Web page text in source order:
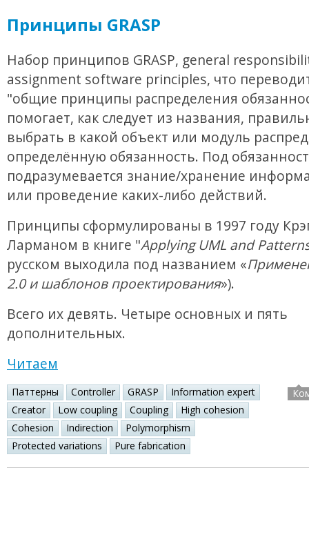
Принципы GRASP
Набор принципов GRASP, general
assignment software principles, что
"общие принципы распределения
помогает, как следует из названия,
выбрать в какой объект или модуль
определённую обязанность. Под
подразумевается знание/хранение
или проведение каких-либо действий.
Принципы сформулированы в 1997 году
Ларманом в книге "Applying UML and
русском выходила под названием «
2.0 и шаблонов проектирования»).
Всего их девять. Четыре основных и пять
дополнительных.
Читаем
Паттерны Controller GRASP
Information expert
Creator
Low coupling Coupling
High cohesion
Cohesion
Indirection
Polymorphism
Protected variations
Pure fabrication